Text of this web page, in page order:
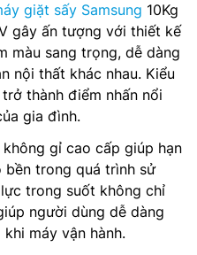
giặt sấy Samsung 10Kg
gây ấn tượng với thiết kế
màu sang trọng, dễ dàng
nội thất khác nhau. Kiểu
thành điểm nhấn nổi
gia đình.
gỉ cao cấp giúp hạn
bền trong quá trình sử
trong suốt không chỉ
người dùng dễ dàng
máy vận hành.